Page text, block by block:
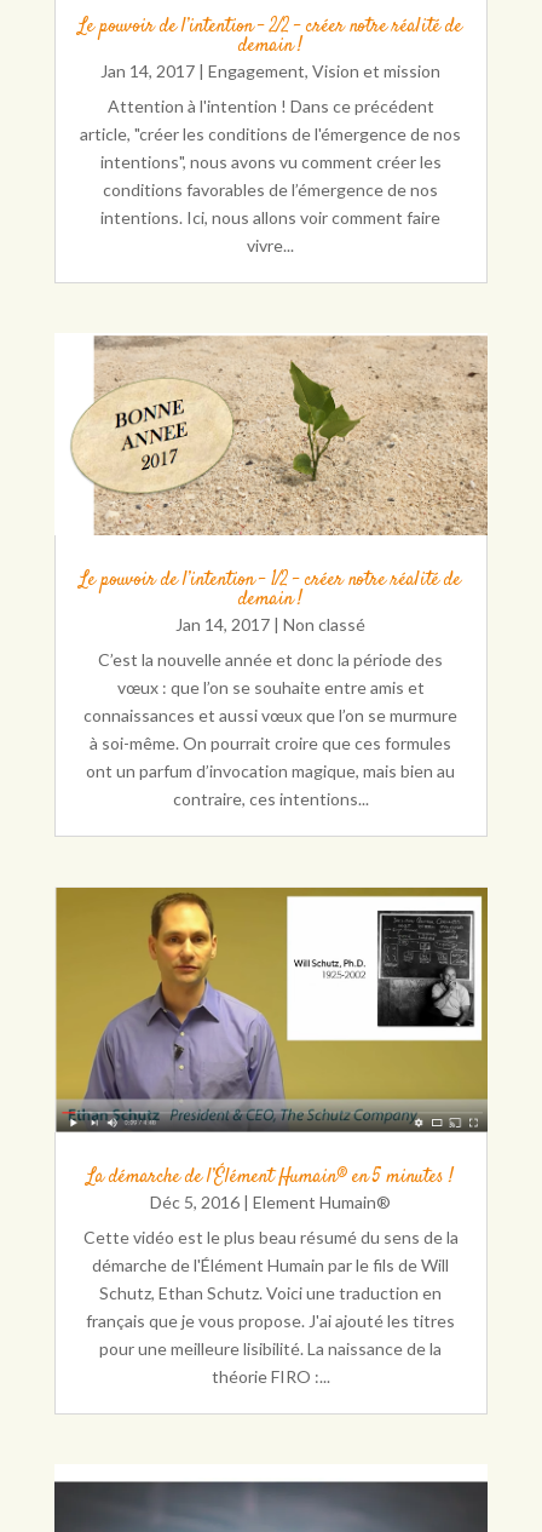
Le pouvoir de l’intention – 2/2 – créer notre réalité de
demain !
Jan 14, 2017 |Engagement,Vision et mission
Attention à l'intention ! Dans ce précédent
article, "créer les conditions de l'émergence de nos
intentions", nous avons vu comment créer les
conditions favorables de l’émergence de nos
intentions. Ici, nous allons voir comment faire
vivre...
Le pouvoir de l’intention – 1/2 – créer notre réalité de
demain !
Jan 14, 2017 |Non classé
C’est la nouvelle année et donc la période des
vœux : que l’on se souhaite entre amis et
connaissances et aussi vœux que l’on se murmure
à soi-même. On pourrait croire que ces formules
ont un parfum d’invocation magique, mais bien au
contraire, ces intentions...
La démarche de l’Élément Humain® en 5 minutes !
Déc 5, 2016 |Element Humain®
Cette vidéo est le plus beau résumé du sens de la
démarche de l'Élément Humain par le fils de Will
Schutz, Ethan Schutz. Voici une traduction en
français que je vous propose. J'ai ajouté les titres
pour une meilleure lisibilité. La naissance de la
théorie FIRO :...